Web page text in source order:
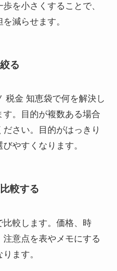
を小さくすることで、
減らせます。
る
税金 知恵袋で何を解決し
。目的が複数ある場合
さい。目的がはっきり
やすくなります。
較する
較します。価格、時
意点を表やメモにする
ます。